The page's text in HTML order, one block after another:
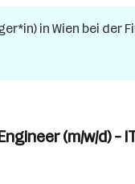
in Wien bei der
(m/w/d) –